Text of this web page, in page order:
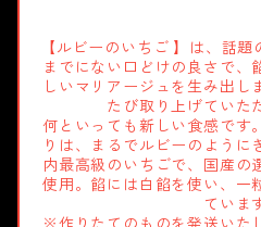
【ルビーのいちご 】は、話
までにない口どけの良さで、
しいマリアージュを生み出し
たび取り上げていた
何といっても新しい食感です
りは、まるでルビーのように
内最高級のいちごで、国産の
使用。餡には白餡を使い、一
ていま